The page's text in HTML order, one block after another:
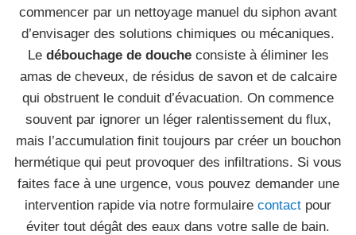
commencer par un nettoyage manuel du siphon avant
d’envisager des solutions chimiques ou mécaniques.
Le débouchage de doucheconsiste à éliminer les
amas de cheveux, de résidus de savon et de calcaire
qui obstruent le conduit d’évacuation. On commence
souvent par ignorer un léger ralentissement du flux,
mais l’accumulation finit toujours par créer un bouchon
hermétique qui peut provoquer des infiltrations. Si vous
faites face à une urgence, vous pouvez demander une
intervention rapide via notre formulaire contact pour
éviter tout dégât des eaux dans votre salle de bain.